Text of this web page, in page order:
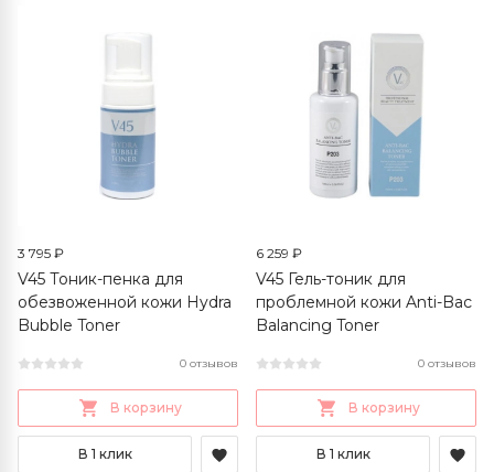
3 795 ₽
V45 Тоник-пенка для
обезвоженной кожи Hydra
Bubble Toner
0 отзывов
В корзину
В 1 клик
6 259 ₽
V45 Гель-тоник для
проблемной кожи Anti-Bac
Balancing Toner
0 отзывов
В корзину
В 1 клик